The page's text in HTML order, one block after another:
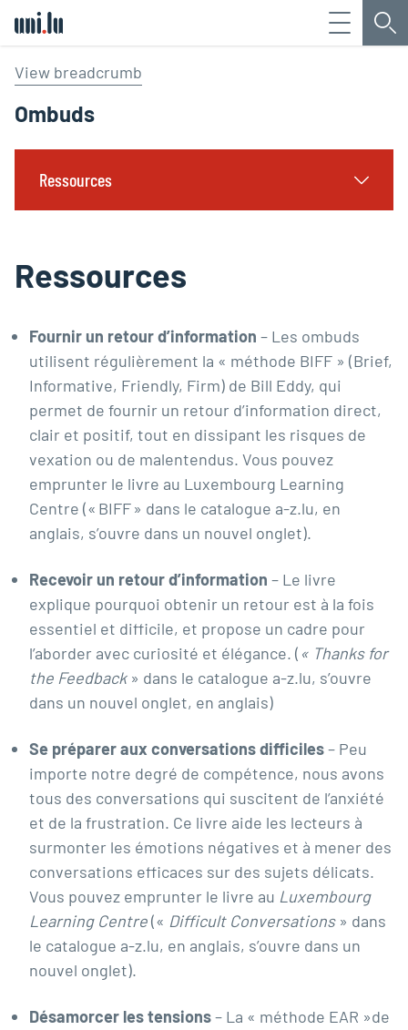
Menu
View breadcrumb
Ombuds
Ressources
Ressources
Fournir un retour d’information – Les ombuds
utilisent régulièrement la « méthode BIFF » (Brief,
Informative, Friendly, Firm) de Bill Eddy, qui
permet de fournir un retour d’information direct,
clair et positif, tout en dissipant les risques de
vexation ou de malentendus. Vous pouvez
emprunter le livre au Luxembourg Learning
Centre (« BIFF » dans le catalogue a-z.lu, en
anglais, s’ouvre dans un nouvel onglet).
Recevoir un retourd’information – Le livre
explique pourquoi obtenir un retour est à la fois
essentiel et difficile, et propose un cadre pour
l’aborder avec curiosité et élégance. ( « Thanks for
the Feedback » dans le catalogue a-z.lu, s’ouvre
dans un nouvel onglet, en anglais)
Se préparer aux conversations difficiles– Peu
importe notre degré de compétence, nous avons
tous des conversations qui suscitent de l’anxiété
et de la frustration. Ce livre aide les lecteurs à
surmonter les émotions négatives et à mener des
conversations efficaces sur des sujets délicats.
Vous pouvez emprunter le livre au Luxembourg
Learning Centre(« Difficult Conversations» dans
le catalogue a-z.lu, en anglais, s’ouvre dans un
nouvel onglet).
Désamorcer les tensions– La « méthode EAR »de